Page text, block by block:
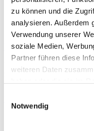
zu können und die
analysieren. Außerdem
Verwendung unserer
soziale Medien,
Partner führen diese
weiteren Daten
Notwendig
Übergewicht und
Übergewicht und
zunehmende Rolle. Ca. 60
Übergewicht (inkl.